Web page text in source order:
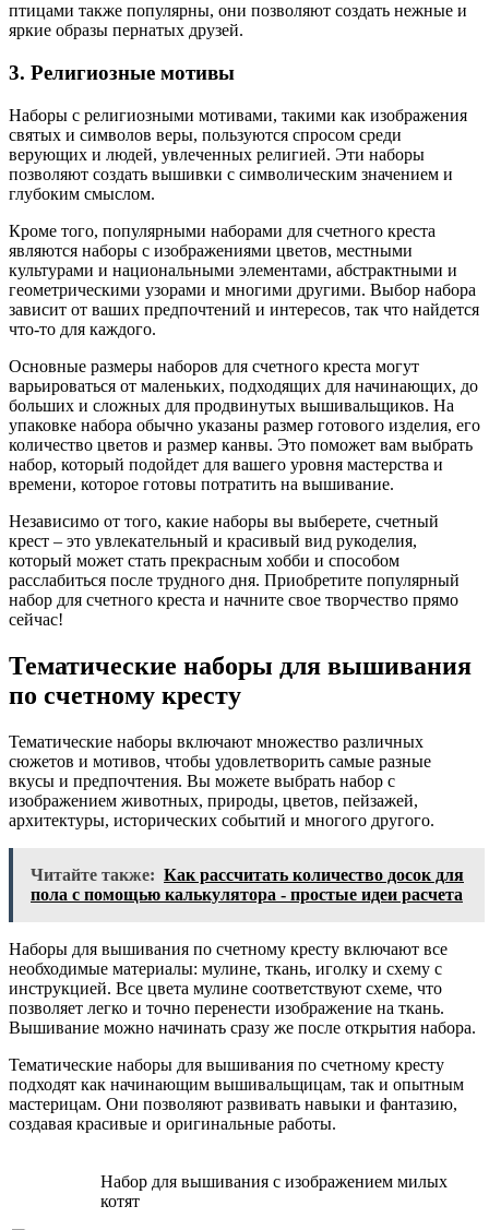
птицами также популярны, они позволяют создать нежные и
яркие образы пернатых друзей.
3. Религиозные мотивы
Наборы с религиозными мотивами, такими как изображения
святых и символов веры, пользуются спросом среди
верующих и людей, увлеченных религией. Эти наборы
позволяют создать вышивки с символическим значением и
глубоким смыслом.
Кроме того, популярными наборами для счетного креста
являются наборы с изображениями цветов, местными
культурами и национальными элементами, абстрактными и
геометрическими узорами и многими другими. Выбор набора
зависит от ваших предпочтений и интересов, так что найдется
что-то для каждого.
Основные размеры наборов для счетного креста могут
варьироваться от маленьких, подходящих для начинающих, до
больших и сложных для продвинутых вышивальщиков. На
упаковке набора обычно указаны размер готового изделия, его
количество цветов и размер канвы. Это поможет вам выбрать
набор, который подойдет для вашего уровня мастерства и
времени, которое готовы потратить на вышивание.
Независимо от того, какие наборы вы выберете, счетный
крест – это увлекательный и красивый вид рукоделия,
который может стать прекрасным хобби и способом
расслабиться после трудного дня. Приобретите популярный
набор для счетного креста и начните свое творчество прямо
сейчас!
Тематические наборы для вышивания
по счетному кресту
Тематические наборы включают множество различных
сюжетов и мотивов, чтобы удовлетворить самые разные
вкусы и предпочтения. Вы можете выбрать набор с
изображением животных, природы, цветов, пейзажей,
архитектуры, исторических событий и многого другого.
Читайте также: Как рассчитать количество досок для
пола с помощью калькулятора - простые идеи расчета
Наборы для вышивания по счетному кресту включают все
необходимые материалы: мулине, ткань, иголку и схему с
инструкцией. Все цвета мулине соответствуют схеме, что
позволяет легко и точно перенести изображение на ткань.
Вышивание можно начинать сразу же после открытия набора.
Тематические наборы для вышивания по счетному кресту
подходят как начинающим вышивальщицам, так и опытным
мастерицам. Они позволяют развивать навыки и фантазию,
создавая красивые и оригинальные работы.
Набор для вышивания с изображением милых
котят